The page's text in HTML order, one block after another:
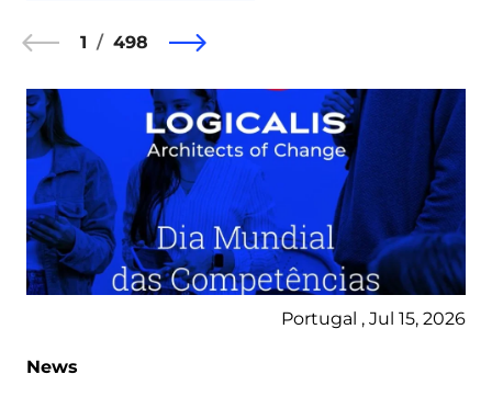
1 498
Portugal , Jul 15, 2026
News